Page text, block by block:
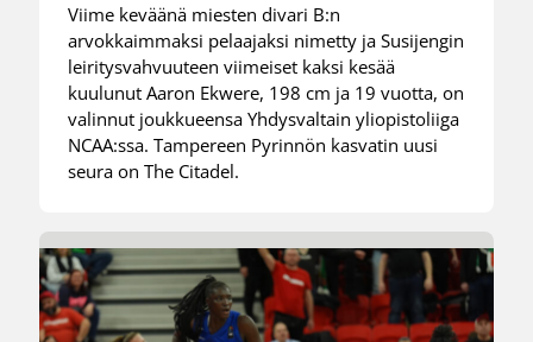
Viime keväänä miesten divari B:n
arvokkaimmaksi pelaajaksi nimetty ja Susijengin
leiritysvahvuuteen viimeiset kaksi kesää
kuulunut Aaron Ekwere, 198 cm ja 19 vuotta, on
valinnut joukkueensa Yhdysvaltain yliopistoliiga
NCAA:ssa. Tampereen Pyrinnön kasvatin uusi
seura on The Citadel.